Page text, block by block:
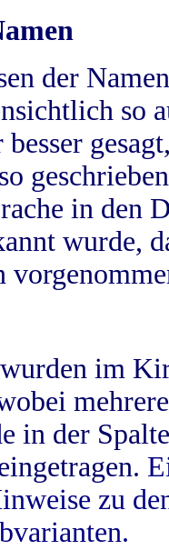
der
so
in
wurde,
im
in der
zu